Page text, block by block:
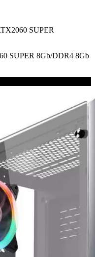
SUPER
SUPER 8Gb/DDR4 8Gb